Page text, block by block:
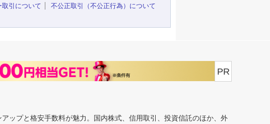
取引について
不公正取引（不公正行為）について
PR
ップと格安手数料が魅力。国内株式、信用取引、投資信託のほか、外